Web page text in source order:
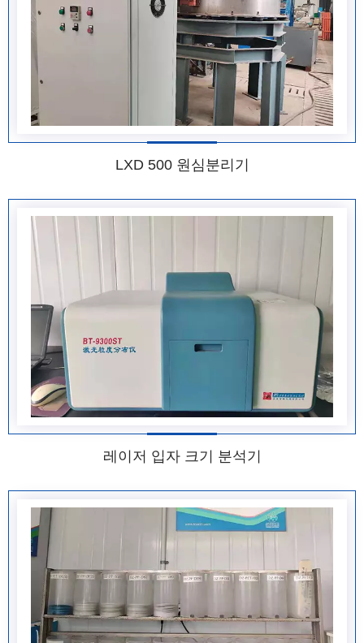
LXD 500 원심분리기
레이저 입자 크기 분석기